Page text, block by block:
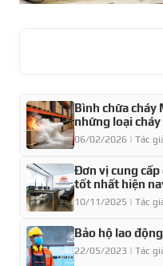
Bình chữa cháy
những loại cháy
06/02/2026 | Tác
Đơn vị cung
tốt nhất hiện
10/11/2025 | Tác
Bảo hộ lao
22/05/2023 | Tác